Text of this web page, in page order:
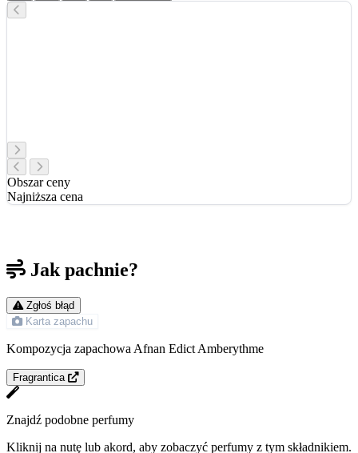
Obszar ceny
Najniższa cena
Jak pachnie?
Zgłoś błąd
Karta zapachu
Kompozycja zapachowa Afnan Edict Amberythme
Fragrantica
Znajdź podobne perfumy
Kliknij na nutę lub akord, aby zobaczyć perfumy z tym składnikiem.